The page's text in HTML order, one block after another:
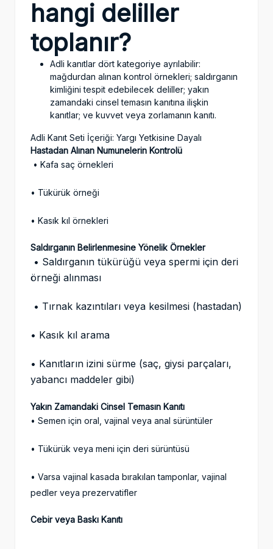
hangi deliller
toplanır?
Adli kanıtlar dört kategoriye ayrılabilir:
mağdurdan alınan kontrol örnekleri; saldırganın
kimliğini tespit edebilecek deliller; yakın
zamandaki cinsel temasın kanıtına ilişkin
kanıtlar; ve kuvvet veya zorlamanın kanıtı.
Adli Kanıt Seti İçeriği: Yargı Yetkisine Dayalı
Hastadan Alınan Numunelerin Kontrolü
• Kafa saç örnekleri
• Tükürük örneği
• Kasık kıl örnekleri
Saldırganın Belirlenmesine Yönelik Örnekler
• Saldırganın tükürüğü veya spermi için deri
örneği alınması
• Tırnak kazıntıları veya kesilmesi (hastadan)
• Kasık kıl arama
• Kanıtların izini sürme (saç, giysi parçaları,
yabancı maddeler gibi)
Yakın Zamandaki Cinsel Temasın Kanıtı
• Semen için oral, vajinal veya anal sürüntüler
• Tükürük veya meni için deri sürüntüsü
• Varsa vajinal kasada bırakılan tamponlar, vajinal
pedler veya prezervatifler
Cebir veya Baskı Kanıtı